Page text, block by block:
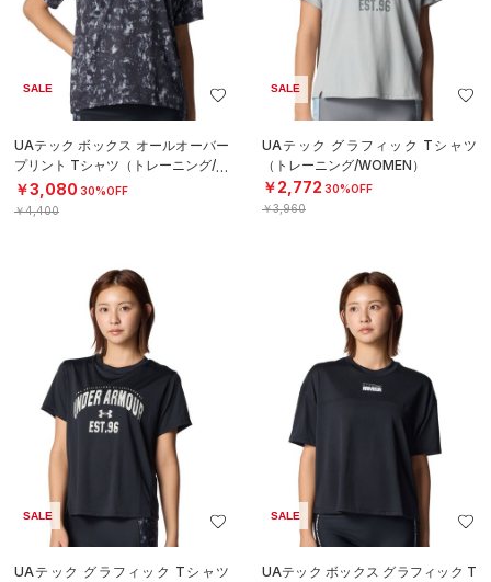
SALE
UAテック ボックス オールオーバー
プリント Tシャツ（トレーニング/W
OMEN）
￥3,080 30%OFF
￥4,400
SALE
UAテック グラフィック Tシャツ
（トレーニング/WOMEN）
￥2,772 30%OFF
￥3,960
SALE
UAテック グラフィック Tシャツ
SALE
UAテック ボックス グラフィック T